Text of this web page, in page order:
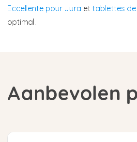
Eccellente pour Jura et tablettes
optimal.
Aanbevolen